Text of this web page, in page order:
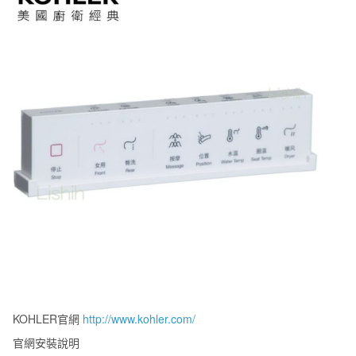
KOHLER官網 http://www.kohler.com/
官網安裝說明